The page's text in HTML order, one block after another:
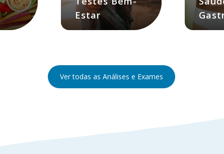
Estar
Ver todas as Análises e Exames